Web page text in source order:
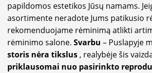
papildomos estetikos Jūsų namams.
asortimente neradote Jums patikusio
rekomenduojame rėminimą atlikti
rėminimo salone. Svarbu – Puslapyje
storis nėra tikslus, realybėje šis
priklausomai nuo pasirinkto